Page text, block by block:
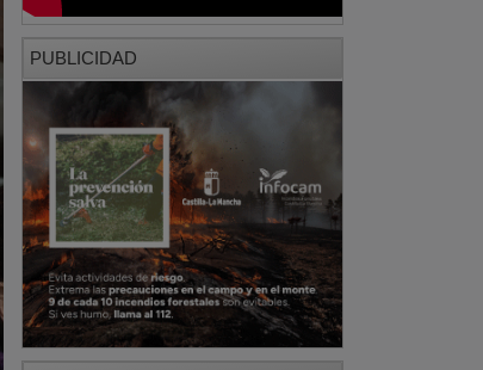
PUBLICIDAD